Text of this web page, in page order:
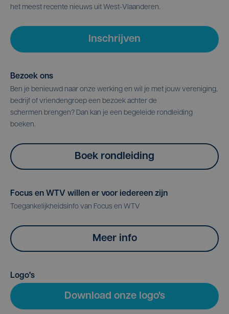
het meest recente nieuws uit West-Vlaanderen.
Inschrijven
Bezoek ons
Ben je benieuwd naar onze werking en wil je met jouw vereniging,
bedrijf of vriendengroep een bezoek achter de
schermen brengen? Dan kan je een begeleide rondleiding
boeken.
Boek rondleiding
Focus en WTV willen er voor iedereen zijn
Toegankelijkheidsinfo van Focus en WTV
Meer info
Logo's
Download onze logo's